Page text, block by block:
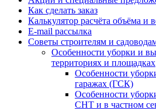
Как сделать заказ
Калькулятор расчёта объёма и
E-mail рассылка
Советы строителям и
Особенности уборки и
территориях и площадках
Особенности
гаражах (ГСК)
Особенности
СНТ и в частном